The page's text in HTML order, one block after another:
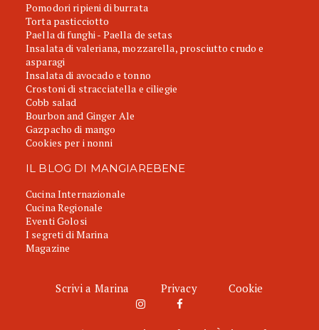
Pomodori ripieni di burrata
Torta pasticciotto
Paella di funghi - Paella de setas
Insalata di valeriana, mozzarella, prosciutto crudo e
asparagi
Insalata di avocado e tonno
Crostoni di stracciatella e ciliegie
Cobb salad
Bourbon and Ginger Ale
Gazpacho di mango
Cookies per i nonni
IL BLOG DI MANGIAREBENE
Cucina Internazionale
Cucina Regionale
Eventi Golosi
I segreti di Marina
Magazine
Scrivi a Marina Privacy Cookie